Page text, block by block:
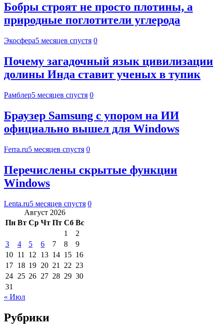
Бобры строят не просто плотины, а
природные поглотители углерода
Экосфера5 месяцев спустя 0
Почему загадочный язык цивилизации
долины Инда ставит ученых в тупик
Рамблер5 месяцев спустя 0
Браузер Samsung с упором на ИИ
официально вышел для Windows
Ferra.ru5 месяцев спустя 0
Перечислены скрытые функции
Windows
Lenta.ru5 месяцев спустя 0
Август 2026
Пн Вт Ср Чт Пт Сб Вс
1
2
3
4 5 6 7 8
9
10 11 12 13 14 15 16
17 18 19 20 21 22 23
24 25 26 27 28 29 30
31
« Июл
Рубрики